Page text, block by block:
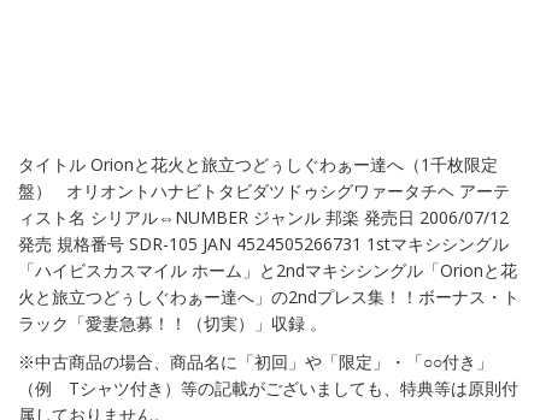
タイトル Orionと花火と旅立つどぅしぐわぁー達へ（1千枚限定
盤） オリオントハナビトタビダツドゥシグワァータチヘ アーテ
ィスト名 シリアル⇔NUMBER ジャンル 邦楽 発売日 2006/07/12
発売 規格番号 SDR-105 JAN 4524505266731 1stマキシシングル
「ハイビスカスマイル ホーム」と2ndマキシシングル「Orionと花
火と旅立つどぅしぐわぁー達へ」の2ndプレス集！！ボーナス・ト
ラック「愛妻急募！！（切実）」収録 。
※中古商品の場合、商品名に「初回」や「限定」・「○○付き」
（例 Tシャツ付き）等の記載がございましても、特典等は原則付
属しておりません。